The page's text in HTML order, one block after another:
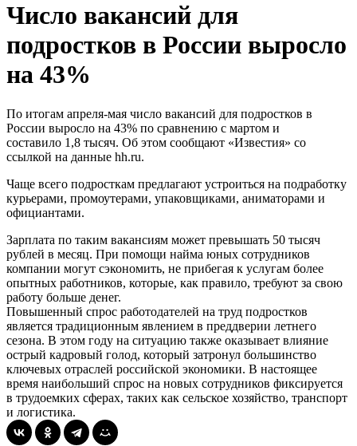
Число вакансий для
подростков в России выросло
на 43%
По итогам апреля-мая число вакансий для подростков в
России выросло на 43% по сравнению с мартом и
составило 1,8 тысяч. Об этом сообщают «Известия» со
ссылкой на данные hh.ru.
Чаще всего подросткам предлагают устроиться на подработку
курьерами, промоутерами, упаковщиками, аниматорами и
официантами.
Зарплата по таким вакансиям может превышать 50 тысяч
рублей в месяц. При помощи найма юных сотрудников
компании могут сэкономить, не прибегая к услугам более
опытных работников, которые, как правило, требуют за свою
работу больше денег.
Повышенный спрос работодателей на труд подростков
является традиционным явлением в преддверии летнего
сезона. В этом году на ситуацию также оказывает влияние
острый кадровый голод, который затронул большинство
ключевых отраслей российской экономики. В настоящее
время наибольший спрос на новых сотрудников фиксируется
в трудоемких сферах, таких как сельское хозяйство, транспорт
и логистика.